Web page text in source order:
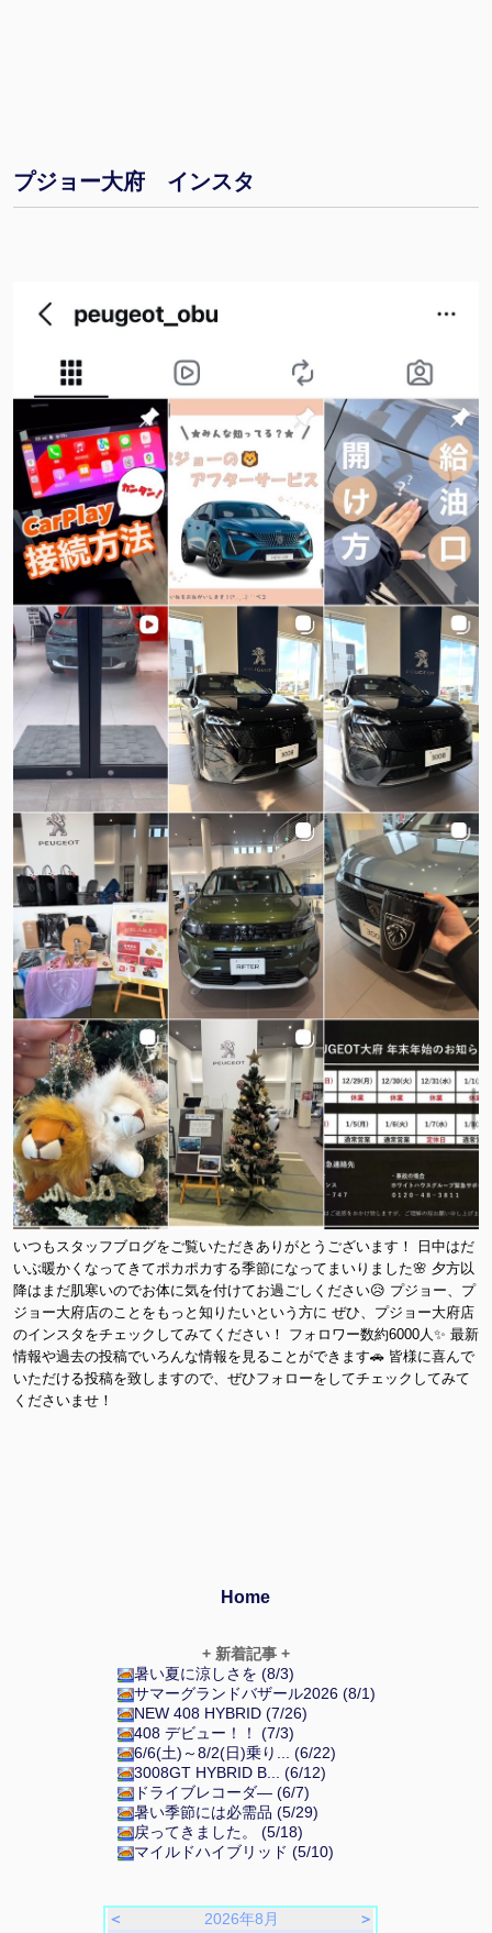
+ 新着記事 +
暑い夏に涼しさを (8/3)
サマーグランドバザール2026 (8/1)
NEW 408 HYBRID (7/26)
408 デビュー！！ (7/3)
6/6(土)～8/2(日)乗り... (6/22)
3008GT HYBRID B... (6/12)
ドライブレコーダ― (6/7)
暑い季節には必需品 (5/29)
戻ってきました。 (5/18)
マイルドハイブリッド (5/10)
＜ 2026年8月 ＞
プジョー大府 インスタ
いつもスタッフブログをご覧いただきありがとうございます！ 日中はだ
いぶ暖かくなってきてポカポカする季節になってまいりました🌸 夕方以
降はまだ肌寒いのでお体に気を付けてお過ごしください😥 プジョー、プ
ジョー大府店のことをもっと知りたいという方に ぜひ、プジョー大府店
のインスタをチェックしてみてください！ フォロワー数約6000人✨ 最新
情報や過去の投稿でいろんな情報を見ることができます🚗 皆様に喜んで
いただける投稿を致しますので、ぜひフォローをしてチェックしてみて
くださいませ！
Home